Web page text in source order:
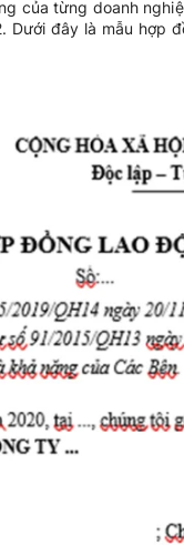
của từng doanh
đây là mẫu hợp